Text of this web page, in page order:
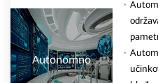
Autonomno